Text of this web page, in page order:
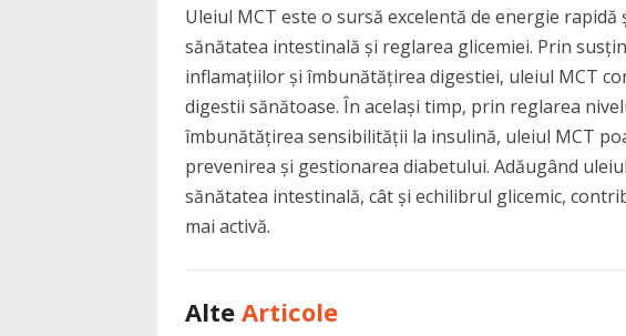
Uleiul MCT este o sursă excelentă de energie
sănătatea intestinală și reglarea glicemiei. Prin
inflamațiilor și îmbunătățirea digestiei, uleiul MCT
digestii sănătoase. În același timp, prin reglarea
îmbunătățirea sensibilității la insulină, uleiul MCT
prevenirea și gestionarea diabetului. Adăugând
sănătatea intestinală, cât și echilibrul glicemic,
mai activă.
Alte Articole